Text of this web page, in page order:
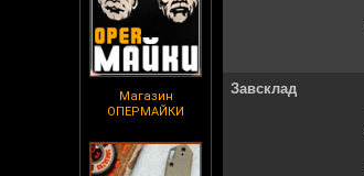
Магазин
ОПЕРМАЙКИ
Завсклад